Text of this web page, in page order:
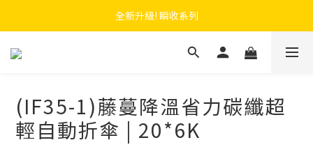
F.SEASONS x Baogani 最新聯名速穿側開雨衣
全新升級! 瞬收系列
F.SEASONS x Baogani 最新聯名速穿側開雨衣
(IF35-1)藤蔓降溫省力碳纖超
輕自動折傘 | 20*6K